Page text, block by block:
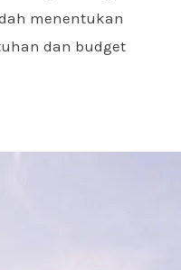
menentukan
dan budget